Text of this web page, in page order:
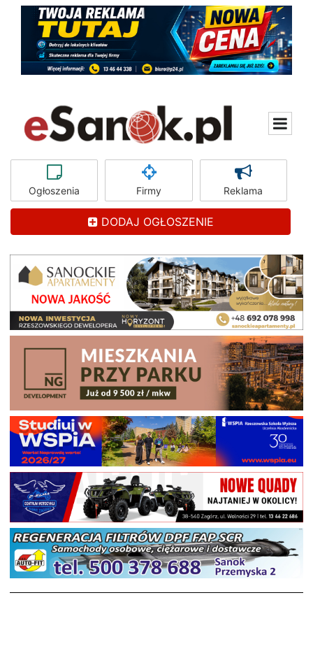
Ogłoszenia Firmy Reklama
DODAJ OGŁOSZENIE